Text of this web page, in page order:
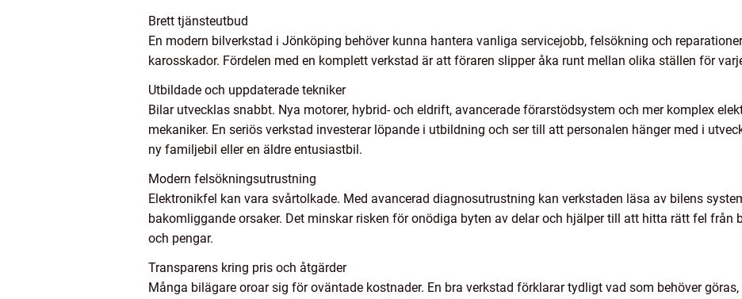
Brett tjänsteutbud
En modern bilverkstad i Jönköping behöver kunna hantera vanliga servicejobb, felsökning och
karosskador. Fördelen med en komplett verkstad är att föraren slipper åka runt mellan olika ställen för
Utbildade och uppdaterade tekniker
Bilar utvecklas snabbt. Nya motorer, hybrid- och eldrift, avancerade förarstödsystem och mer komplex
mekaniker. En seriös verkstad investerar löpande i utbildning och ser till att personalen hänger med i
ny familjebil eller en äldre entusiastbil.
Modern felsökningsutrustning
Elektronikfel kan vara svårtolkade. Med avancerad diagnosutrustning kan verkstaden läsa av bilens
bakomliggande orsaker. Det minskar risken för onödiga byten av delar och hjälper till att hitta rätt fel från
och pengar.
Transparens kring pris och åtgärder
Många bilägare oroar sig för oväntade kostnader. En bra verkstad förklarar tydligt vad som behöver